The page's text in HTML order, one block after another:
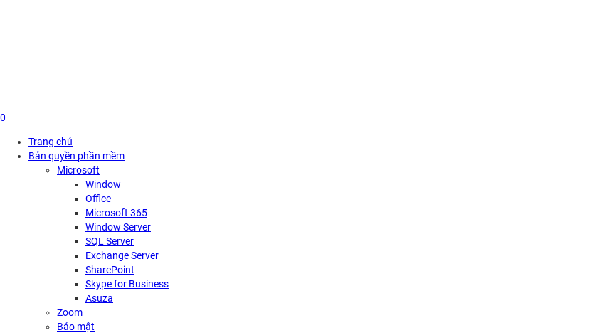
0
Trang chủ
Bản quyền phần mềm
Microsoft
Window
Office
Microsoft 365
Window Server
SQL Server
Exchange Server
SharePoint
Skype for Business
Asuza
Zoom
Bảo mật